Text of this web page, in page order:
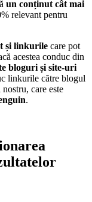
un conținut cât mai
relevant pentru
și linkurile care pot
acestea conduc din
bloguri și site-uri
linkurile către blogul
care este
.